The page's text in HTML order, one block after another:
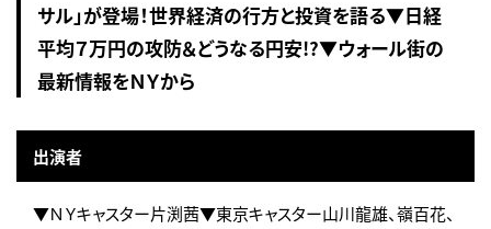
サル」が登場！世界経済の行方と投資を語る▼日経
平均７万円の攻防＆どうなる円安!?▼ウォール街の
最新情報をＮＹから
出演者
▼ＮＹキャスター片渕茜▼東京キャスター山川龍雄、嶺百花、